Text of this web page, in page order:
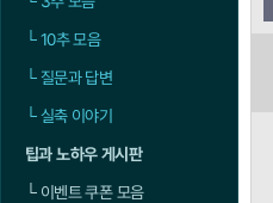
└10추 모음
└질문과 답변
└실축 이야기
팁과 노하우 게시판
└이벤트 쿠폰 모음